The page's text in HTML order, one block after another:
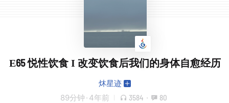
E65 悦性饮食 I 改变饮食后我们的身体自愈经历
炑星迹
89分钟 · 4年前 3584 · 80